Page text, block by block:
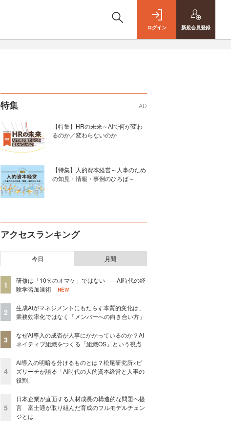
ログイン 新規会員登録
特集 AD
【特集】HRの未来～AIで何が変わ
るのか／変わらないのか
【特集】人的資本経営～人事のため
の知見・情報・事例のひろば～
アクセスランキング
今日 月間
1
研修は「10％のオマケ」ではない——AI時代の経
験学習加速術
NEW
2
生成AIがマネジメントにもたらす本質的変化は、
業務効率化ではなく「メンバーへの向き合い方」
3
なぜAI導入の成否が人事にかかっているのか？AI
ネイティブ組織をつくる「組織OS」という視点
4
AI導入の明暗を分けるものとは？松尾研究所×ビ
ズリーチが語る「AI時代の人的資本経営と人事の
役割」
5
日本企業が直面する人材成長の構造的な問題へ提
言 富士通が取り組んだ育成のフルモデルチェン
ジとは